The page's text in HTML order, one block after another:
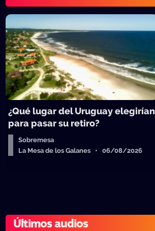
¿Qué lugar del Uruguay elegirían
para pasar su retiro?
Sobremesa
La Mesa de los Galanes • 06/08/2026
Últimos audios